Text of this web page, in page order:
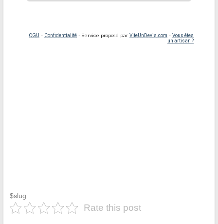
$slug
Rate this post